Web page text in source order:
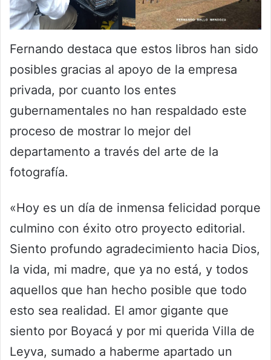
Fernando destaca que estos libros han sido
posibles gracias al apoyo de la empresa
privada, por cuanto los entes
gubernamentales no han respaldado este
proceso de mostrar lo mejor del
departamento a través del arte de la
fotografía.
«Hoy es un día de inmensa felicidad porque
culmino con éxito otro proyecto editorial.
Siento profundo agradecimiento hacia Dios,
la vida, mi madre, que ya no está, y todos
aquellos que han hecho posible que todo
esto sea realidad. El amor gigante que
siento por Boyacá y por mi querida Villa de
Leyva, sumado a haberme apartado un